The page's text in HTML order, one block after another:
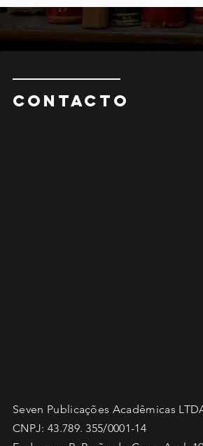
CONTAcTO
Seven Publicações Acadêmicas
CNPJ: 43.789. 355/0001-14